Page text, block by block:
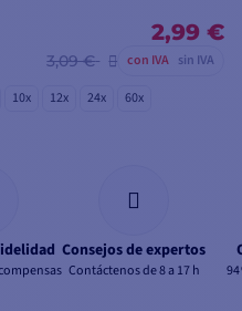
2,99 €
3,09 € con IVA sin IVA
10x 12x 24x 60x
Consejos de expertos
Contáctenos de 8 a 17 h